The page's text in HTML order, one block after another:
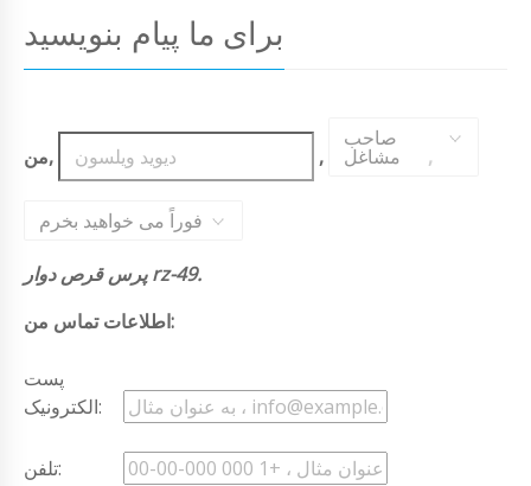
برای ما پیام بنویسید
من, ,
صاحب
مشاغل ,
فوراً می خواهید بخرم
پرس قرص دوار rz-49.
اطلاعات تماس من:
پست
الکترونیک:
تلفن: